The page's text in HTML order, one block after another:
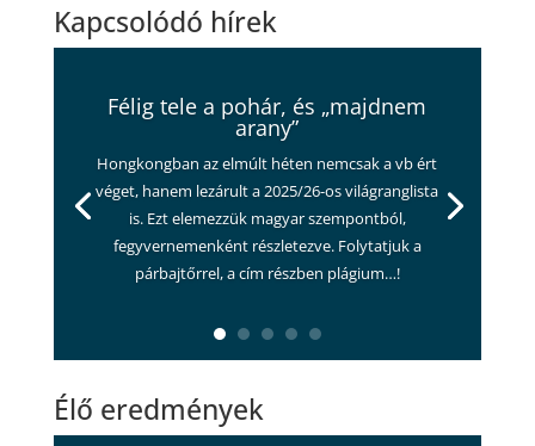
Kapcsolódó hírek
Félig tele a pohár, és „majdnem
arany”
Hongkongban az elmúlt héten nemcsak a vb ért
véget, hanem lezárult a 2025/26-os világranglista
is. Ezt elemezzük magyar szempontból,
fegyvernemenként részletezve. Folytatjuk a
párbajtőrrel, a cím részben plágium…!
Élő eredmények